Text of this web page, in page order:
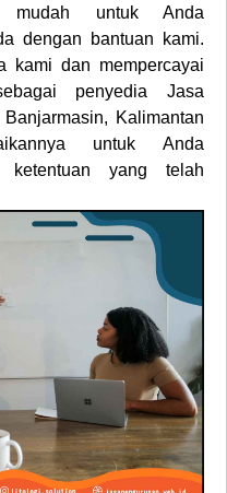
mudah untuk Anda
dengan bantuan kami.
kami dan mempercayai
penyedia Jasa
Banjarmasin, Kalimantan
untuk Anda
ketentuan yang telah